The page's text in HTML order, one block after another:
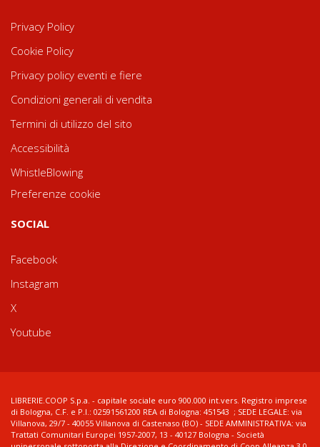
Privacy Policy
Cookie Policy
Privacy policy eventi e fiere
Condizioni generali di vendita
Termini di utilizzo del sito
Accessibilità
WhistleBlowing
Preferenze cookie
SOCIAL
Facebook
Instagram
X
Youtube
LIBRERIE.COOP S.p.a. - capitale sociale euro 900.000 int.vers. Registro imprese
di Bologna, C.F. e P.I.: 02591561200 REA di Bologna: 451543 ; SEDE LEGALE: via
Villanova, 29/7 - 40055 Villanova di Castenaso (BO) - SEDE AMMINISTRATIVA: via
Trattati Comunitari Europei 1957-2007, 13 - 40127 Bologna - Società